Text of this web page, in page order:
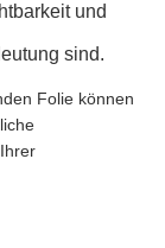
und
sind.
Folie können